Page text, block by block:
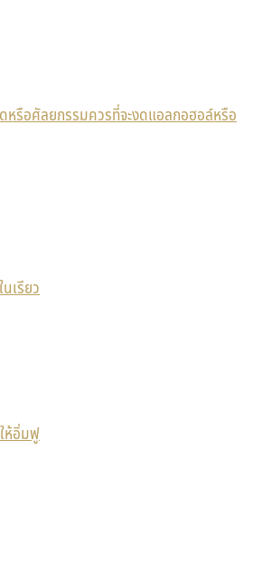
หรือศัลยกรรมควรที่จะงดแอลกอฮอล์หรือ
เรียว
ห้อิ่มฟู